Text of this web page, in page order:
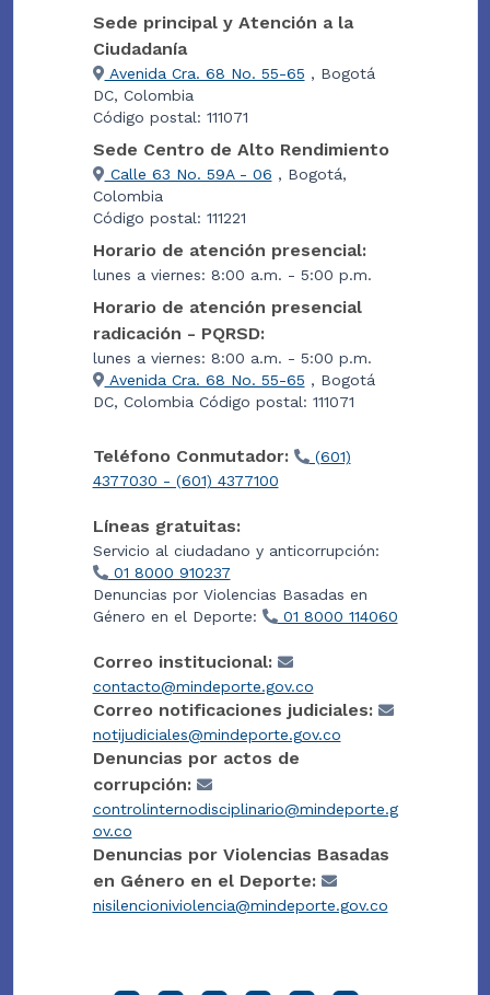
Sede principal y Atención a la
Ciudadanía
Avenida Cra. 68 No. 55-65 , Bogotá
DC, Colombia
Código postal: 111071
Sede Centro de Alto Rendimiento
Calle 63 No. 59A - 06 , Bogotá,
Colombia
Código postal: 111221
Horario de atención presencial:
lunes a viernes: 8:00 a.m. - 5:00 p.m.
Horario de atención presencial
radicación - PQRSD:
lunes a viernes: 8:00 a.m. - 5:00 p.m.
Avenida Cra. 68 No. 55-65 , Bogotá
DC, Colombia Código postal: 111071
Teléfono Conmutador:
(601)
4377030 - (601) 4377100
Líneas gratuitas:
Servicio al ciudadano y anticorrupción:
01 8000 910237
Denuncias por Violencias Basadas en
Género en el Deporte:
01 8000 114060
Correo institucional:
contacto@mindeporte.gov.co
Correo notificaciones judiciales:
notijudiciales@mindeporte.gov.co
Denuncias por actos de
corrupción:
controlinternodisciplinario@mindeporte.g
ov.co
Denuncias por Violencias Basadas
en Género en el Deporte:
nisilencioniviolencia@mindeporte.gov.co